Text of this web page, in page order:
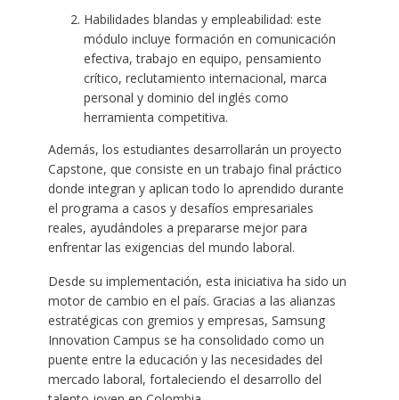
Habilidades blandas y empleabilidad: este
módulo incluye formación en comunicación
efectiva, trabajo en equipo, pensamiento
crítico, reclutamiento internacional, marca
personal y dominio del inglés como
herramienta competitiva.
Además, los estudiantes desarrollarán un proyecto
Capstone, que consiste en un trabajo final práctico
donde integran y aplican todo lo aprendido durante
el programa a casos y desafíos empresariales
reales, ayudándoles a prepararse mejor para
enfrentar las exigencias del mundo laboral.
Desde su implementación, esta iniciativa ha sido un
motor de cambio en el país. Gracias a las alianzas
estratégicas con gremios y empresas, Samsung
Innovation Campus se ha consolidado como un
puente entre la educación y las necesidades del
mercado laboral, fortaleciendo el desarrollo del